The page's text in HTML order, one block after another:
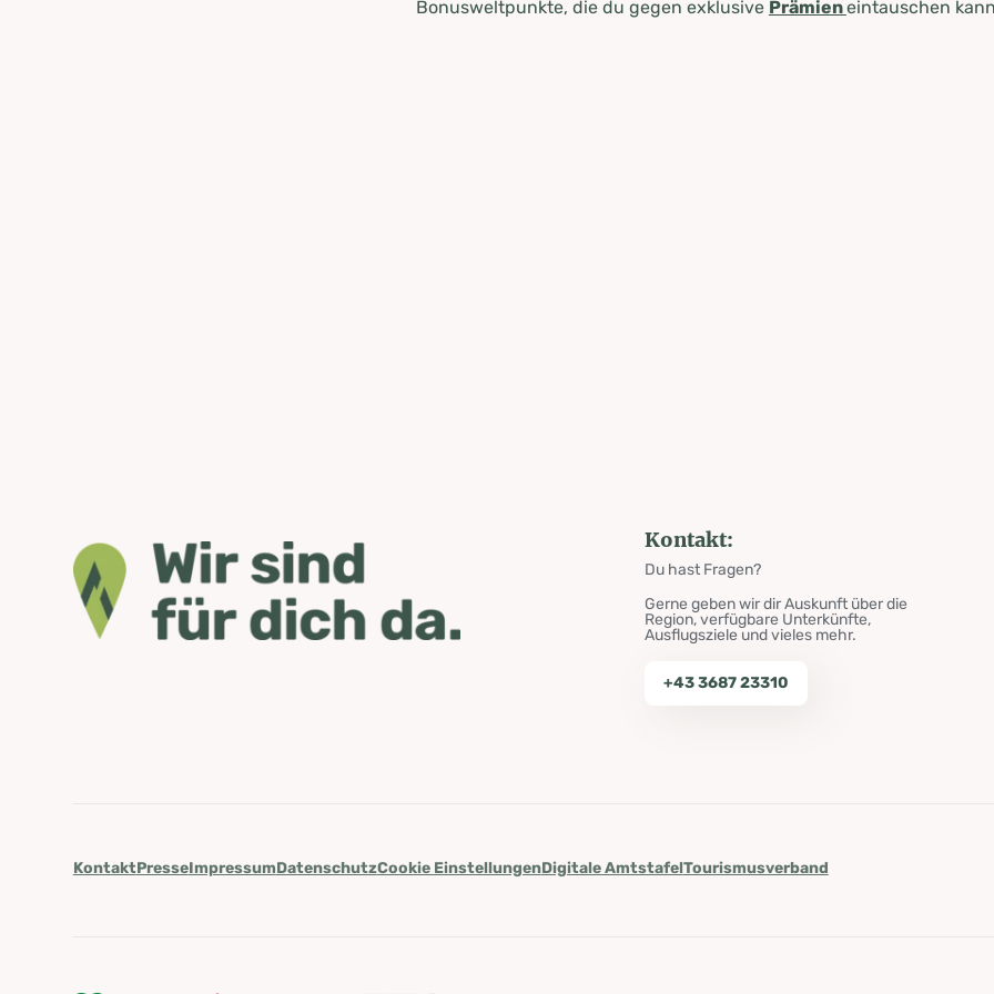
Bonusweltpunkte, die du gegen exklusive Prämieneintauschen
Kontakt:
Du hast Fragen?
Gerne geben wir dir Auskunft über die
Region, verfügbare Unterkünfte,
Ausflugsziele und vieles mehr.
+43 3687 23310
KontaktPresseImpressumDatenschutzCookie EinstellungenDigitale AmtstafelTourismusverband